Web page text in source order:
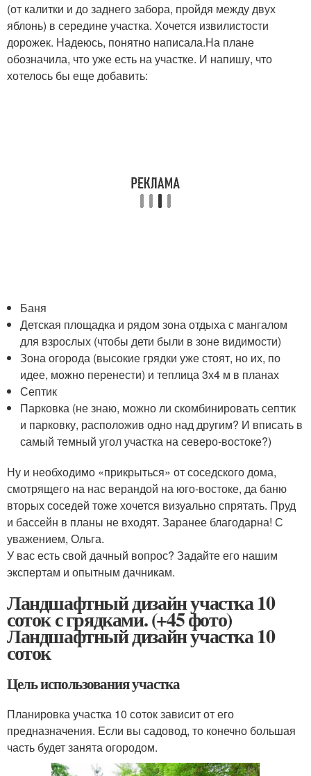
(от калитки и до заднего забора, пройдя между двух
яблонь) в середине участка. Хочется извилистости
дорожек. Надеюсь, понятно написала.На плане
обозначила, что уже есть на участке. И напишу, что
хотелось бы еще добавить:
Баня
Детская площадка и рядом зона отдыха с мангалом
для взрослых (чтобы дети были в зоне видимости)
Зона огорода (высокие грядки уже стоят, но их, по
идее, можно перенести) и теплица 3х4 м в планах
Септик
Парковка (не знаю, можно ли скомбинировать септик
и парковку, расположив одно над другим? И вписать в
самый темный угол участка на северо-востоке?)
Ну и необходимо «прикрыться» от соседского дома,
смотрящего на нас верандой на юго-востоке, да баню
вторых соседей тоже хочется визуально спрятать. Пруд
и бассейн в планы не входят. Заранее благодарна! С
уважением, Ольга.
У вас есть свой дачный вопрос? Задайте его нашим
экспертам и опытным дачникам.
Ландшафтный дизайн участка 10
соток с грядками. (+45 фото)
Ландшафтный дизайн участка 10
соток
Цель использования участка
Планировка участка 10 соток зависит от его
предназначения. Если вы садовод, то конечно большая
часть будет занята огородом.